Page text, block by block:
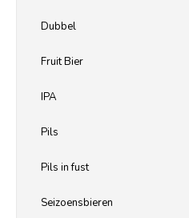
Dubbel
Fruit Bier
IPA
Pils
Pils in fust
Seizoensbieren